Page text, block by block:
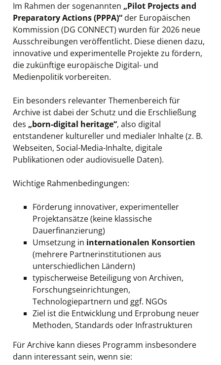
Im Rahmen der sogenannten „Pilot Projects and
Preparatory Actions (PPPA)“ der Europäischen
Kommission (DG CONNECT) wurden für 2026 neue
Ausschreibungen veröffentlicht. Diese dienen dazu,
innovative und experimentelle Projekte zu fördern,
die zukünftige europäische Digital- und
Medienpolitik vorbereiten.
Ein besonders relevanter Themenbereich für
Archive ist dabei der Schutz und die Erschließung
des „born-digital heritage“, also digital
entstandener kultureller und medialer Inhalte (z. B.
Webseiten, Social-Media-Inhalte, digitale
Publikationen oder audiovisuelle Daten).
Wichtige Rahmenbedingungen:
Förderung innovativer, experimenteller
Projektansätze (keine klassische
Dauerfinanzierung)
Umsetzung in internationalen Konsortien
(mehrere Partnerinstitutionen aus
unterschiedlichen Ländern)
typischerweise Beteiligung von Archiven,
Forschungseinrichtungen,
Technologiepartnern und ggf. NGOs
Ziel ist die Entwicklung und Erprobung neuer
Methoden, Standards oder Infrastrukturen
Für Archive kann dieses Programm insbesondere
dann interessant sein, wenn sie: